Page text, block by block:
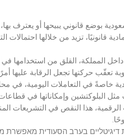
بوضع قانوني يبيحها أو يعترف
قانونيًا، تزيد من خلالها احتمالات
المملكة، القلق من استخدامها
تعقّب حركتها تجعل الرقابة عليها
خاصةً في التعاملات اليومية، في
البلوكتشين وإمكاناتها في
الرقمية، هذا النقص في التشريعات
בערב הסעודית מאפשרת